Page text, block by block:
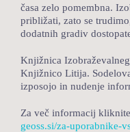
časa zelo pomembna.
približati, zato se
dodatnih gradiv
Knjižnica
Knjižnico Litija.
izposojo in nudenje
Za več informacij
geoss.si/za-uporabnike-